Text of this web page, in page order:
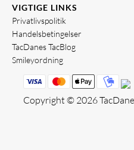
VIGTIGE LINKS
Privatlivspolitik
Handelsbetingelser
TacDanes TacBlog
Smileyordning
Copyright © 2026